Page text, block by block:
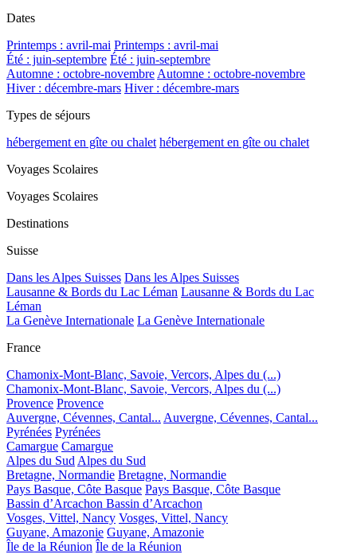
Dates
Printemps : avril-mai Printemps : avril-mai
Été : juin-septembre Été : juin-septembre
Automne : octobre-novembre Automne : octobre-novembre
Hiver : décembre-mars Hiver : décembre-mars
Types de séjours
hébergement en gîte ou chalet hébergement en gîte ou chalet
Voyages Scolaires
Voyages Scolaires
Destinations
Suisse
Dans les Alpes Suisses Dans les Alpes Suisses
Lausanne & Bords du Lac Léman Lausanne & Bords du Lac
Léman
La Genève Internationale La Genève Internationale
France
Chamonix-Mont-Blanc, Savoie, Vercors, Alpes du (...)
Chamonix-Mont-Blanc, Savoie, Vercors, Alpes du (...)
Provence Provence
Auvergne, Cévennes, Cantal... Auvergne, Cévennes, Cantal...
Pyrénées Pyrénées
Camargue Camargue
Alpes du Sud Alpes du Sud
Bretagne, Normandie Bretagne, Normandie
Pays Basque, Côte Basque Pays Basque, Côte Basque
Bassin d’Arcachon Bassin d’Arcachon
Vosges, Vittel, Nancy Vosges, Vittel, Nancy
Guyane, Amazonie Guyane, Amazonie
Île de la Réunion Île de la Réunion